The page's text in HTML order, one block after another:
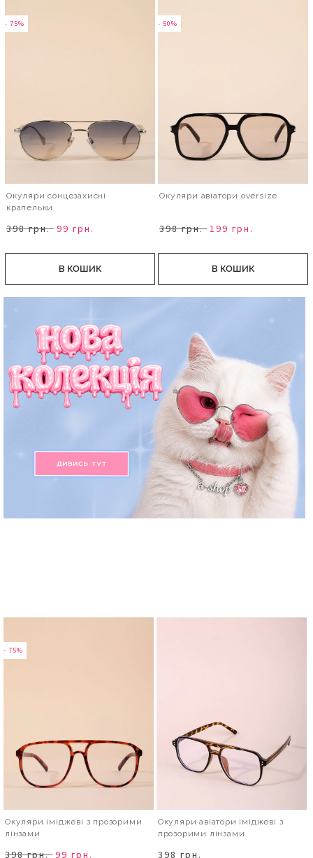
- 75%
Окуляри сонцезахисні
крапельки
398 грн. 99 грн.
В КОШИК
- 50%
Окуляри авіатори оversize
398 грн. 199 грн.
В КОШИК
- 75%
Окуляри іміджеві з прозорими
лінзами
398 грн. 99 грн.
Окуляри авіатори іміджеві з
прозорими лінзами
398 грн.